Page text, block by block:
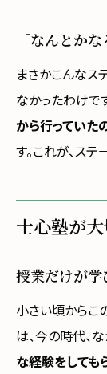
「なんとか
まさかこんなス
なかったわけで
から行っていた
す。これが、ス
士心塾が
授業だけが学
小さい頃からこ
は、今の時代、
な経験をしても